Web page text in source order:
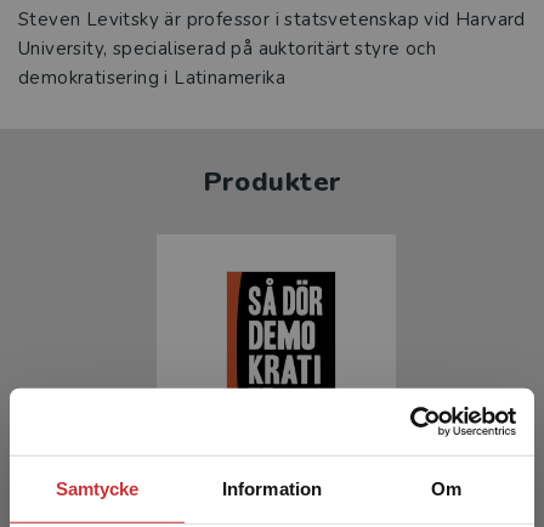
Samtycke Information Om
Steven Levitsky är professor i statsvetenskap vid Harvard
University, specialiserad på auktoritärt styre och
demokratisering i Latinamerika
Produkter
Så dör demokratier